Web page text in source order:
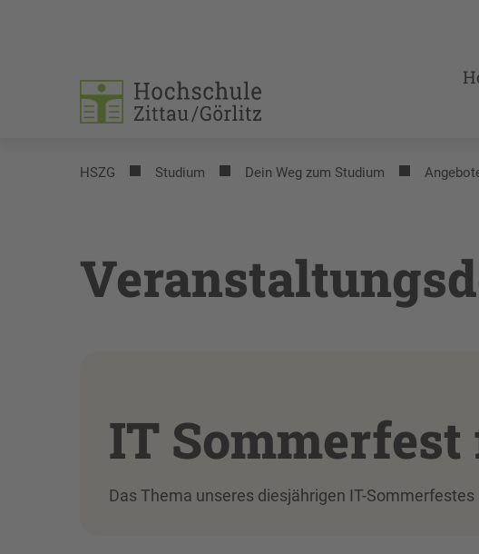
HSZG Studium Dein Weg zum Studium
IT
Das Thema unseres diesjährigen IT-